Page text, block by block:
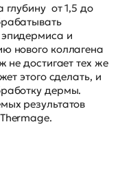
глубину от 1,5 до
эпидермиса и
нового коллагена
не достигает тех же
этого сделать, и
дермы.
результатов